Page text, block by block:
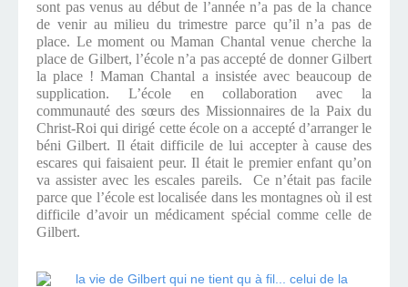
sont pas venus au début de l’année n’a pas de la chance
de venir au milieu du trimestre parce qu’il n’a pas de
place. Le moment ou Maman Chantal venue cherche la
place de Gilbert, l’école n’a pas accepté de donner Gilbert
la place ! Maman Chantal a insistée avec beaucoup de
supplication. L’école en collaboration avec la
communauté des sœurs des Missionnaires de la Paix du
Christ-Roi qui dirigé cette école on a accepté d’arranger le
béni Gilbert. Il était difficile de lui accepter à cause des
escares qui faisaient peur. Il était le premier enfant qu’on
va assister avec les escales pareils. Ce n’était pas facile
parce que l’école est localisée dans les montagnes où il est
difficile d’avoir un médicament spécial comme celle de
Gilbert.